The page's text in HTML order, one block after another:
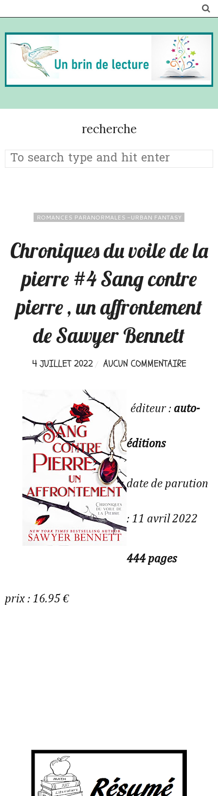
recherche
ROMANCES PARANORMALES -URBAN FANTASY
Chroniques du voile de la
pierre #4 Sang contre
pierre , un affrontement
de Sawyer Bennett
4 JUILLET 2022 AUCUN COMMENTAIRE
éditeur : auto-
éditions
date de parution
: 11 avril 2022
444 pages
prix : 16.95 €